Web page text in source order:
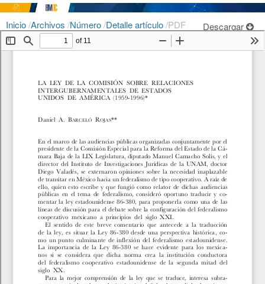
Inicio/Archivos /Número/Detalle artículo/PDF Descargar